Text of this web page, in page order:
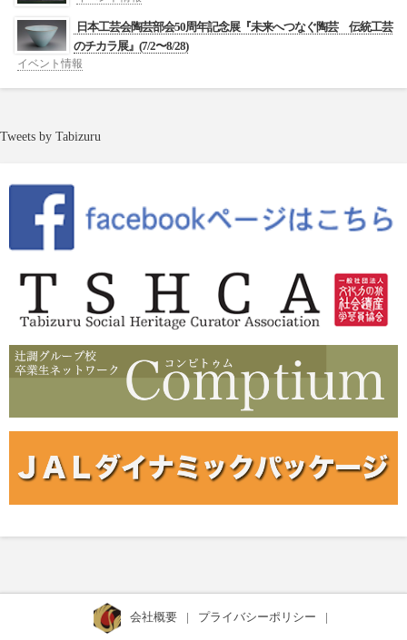
日本工芸会陶芸部会50周年記念展『未来へつなぐ陶芸 伝統工芸
のチカラ展』(7/2〜8/28)
イベント情報
Tweets by Tabizuru
会社概要 | プライバシーポリシー |